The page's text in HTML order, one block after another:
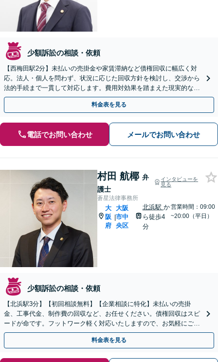
少額訴訟の相談・依頼
【西梅田駅2分】未払いの売掛金や家賃滞納など債権回収に幅広く対
応。法人・個人を問わず、状況に応じた回収方針を検討し、交渉から
法的手続まで一貫して対応します。費用対効果を踏まえた現実的な回
収を目指します【オンライン面談可】【夜間・休日相談可】
料金表を見る
電話でお問い合わせ メールでお問い合わせ
村田 航椰 弁
護士
インタビューを
見る
蒼星法律事務所
大
阪
府
|
大阪
市中
央区
北浜駅 か
ら徒歩4
分
営業時間：09:00
~20:00（平日）
少額訴訟の相談・依頼
【北浜駅3分】【初回相談無料】【企業相談に特化】未払いの売掛
金、工事代金、制作費の回収など、お任せください。債権回収はスピ
ードが命です。フットワーク軽く対応いたしますので、お気軽にご相
談ください。【電話相談可】【夜間・土日相談可】
料金表を見る